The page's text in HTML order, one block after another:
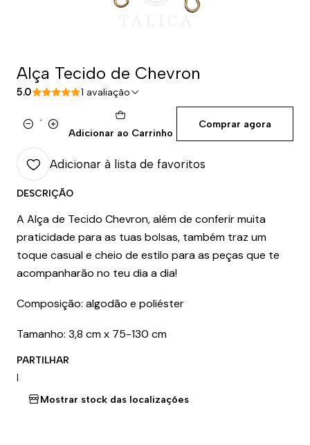
Alça Tecido de Chevron
5.0 1 avaliação
QuantidadeAdicionar ao Carrinho
Comprar agora
Adicionar à lista de favoritos
DESCRIÇÃO
A Alça de Tecido Chevron, além de conferir muita
praticidade para as tuas bolsas, também traz um
toque casual e cheio de estilo para as peças que te
acompanharão no teu dia a dia!
Composição: algodão e poliéster
Tamanho: 3,8 cm x 75-130 cm
PARTILHAR
|
Mostrar stock das localizações